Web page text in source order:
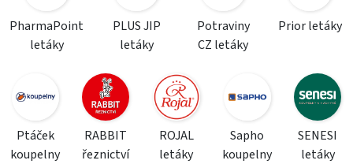
PharmaPoint
letáky
PLUS JIP
letáky
Potraviny
CZ letáky
Prior letáky
Ptáček
koupelny
RABBIT
řeznictví
ROJAL
letáky
Sapho
koupelny
SENESI
letáky